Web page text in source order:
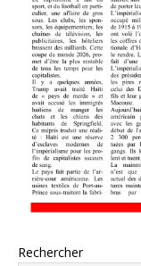
Rechercher